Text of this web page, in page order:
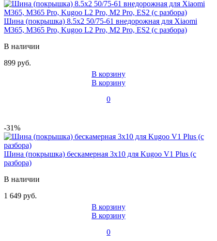
Шина (покрышка) 8.5x2 50/75-61 внедорожная для Xiaomi
M365, M365 Pro, Kugoo L2 Pro, M2 Pro, ES2 (с разбора)
В наличии
899 руб.
В корзину
В корзину
0
-31%
Шина (покрышка) бескамерная 3x10 для Kugoo V1 Plus (с
разбора)
В наличии
1 649 руб.
В корзину
В корзину
0